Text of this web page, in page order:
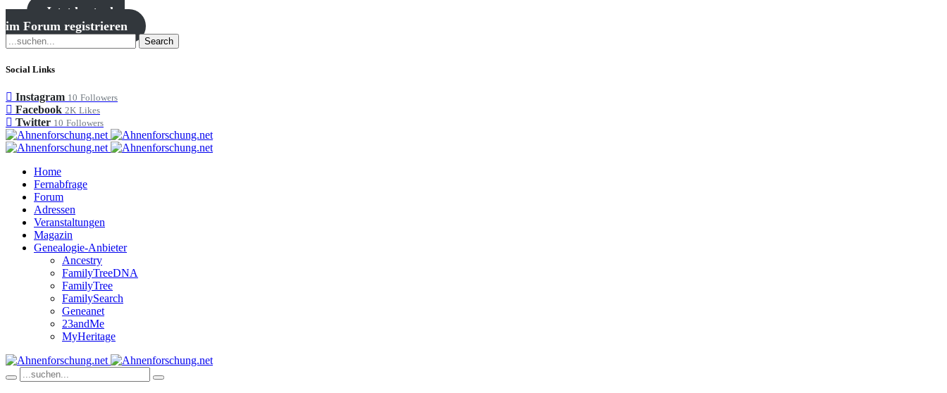
Jetzt kostenlos
im Forum registrieren
Search
Social Links
Instagram 10 Followers
Facebook 2K Likes
Twitter 10 Followers
Home
Fernabfrage
Forum
Adressen
Veranstaltungen
Magazin
Genealogie-Anbieter
Ancestry
FamilyTreeDNA
FamilyTree
FamilySearch
Geneanet
23andMe
MyHeritage